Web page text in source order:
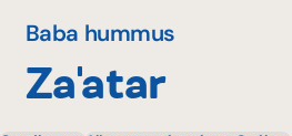
Baba hummus
Za'atar